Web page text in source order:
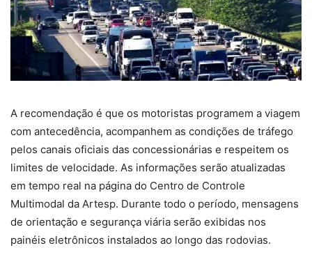
A recomendação é que os motoristas programem a viagem
com antecedência, acompanhem as condições de tráfego
pelos canais oficiais das concessionárias e respeitem os
limites de velocidade. As informações serão atualizadas
em tempo real na página do Centro de Controle
Multimodal da Artesp. Durante todo o período, mensagens
de orientação e segurança viária serão exibidas nos
painéis eletrônicos instalados ao longo das rodovias.